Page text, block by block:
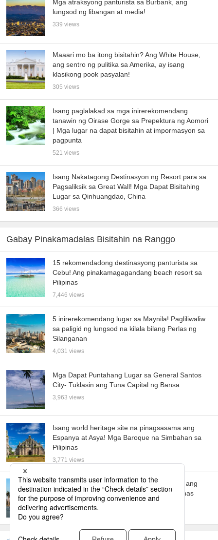
Mga atraksyong panturista sa Burbank, ang
lungsod ng libangan at media!
339 views
Maaari mo ba itong bisitahin? Ang White House,
ang sentro ng pulitika sa Amerika, ay isang
klasikong pook pasyalan!
305 views
Isang paglalakad sa mga inirerekomendang
tanawin ng Oirase Gorge sa Prepektura ng Aomori
| Mga lugar na dapat bisitahin at impormasyon sa
pagpunta
521 views
Isang Nakatagong Destinasyon ng Resort para sa
Pagsaliksik sa Great Wall! Mga Dapat Bisitahing
Lugar sa Qinhuangdao, China
366 views
Gabay Pinakamadalas Bisitahin na Ranggo
15 rekomendadong destinasyong panturista sa
Cebu! Ang pinakamagagandang beach resort sa
Pilipinas
7,446 views
5 inirerekomendang lugar sa Maynila! Pagliliwaliw
sa paligid ng lungsod na kilala bilang Perlas ng
Silanganan
4,031 views
Mga Dapat Puntahang Lugar sa General Santos
City- Tuklasin ang Tuna Capital ng Bansa
3,963 views
Isang world heritage site na pinagsasama ang
Espanya at Asya! Mga Baroque na Simbahan sa
Pilipinas
3,771 views
6 na tourist spots sa Bacolod! Ipinapakilala ang
inirerekomendang “City of Smiles” sa Pilipinas
3,656 views